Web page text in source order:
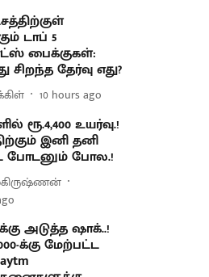
டாப் 5
பைக்குகள்:
சிறந்த தேர்வு எது?
10 hours ago
ரூ.4,400 உயர்வு.!
இனி தனி
போடனும் போல.!
அடுத்த ஷாக்..!
க்கு மேற்பட்ட